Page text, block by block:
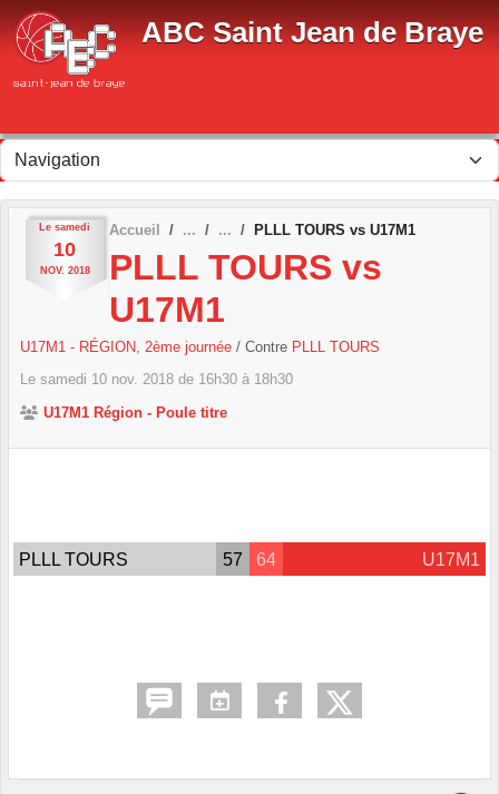
ABC Saint Jean de Braye
Le samedi
10
NOV. 2018
Accueil PLLL TOURS vs U17M1
PLLL TOURS vs
U17M1
U17M1 - RÉGION, 2ème journée / Contre PLLL TOURS
Le samedi 10 nov. 2018 de 16h30 à 18h30
U17M1 Région - Poule titre
PLLL TOURS 57 64 U17M1
Panneau de gestion des cookies